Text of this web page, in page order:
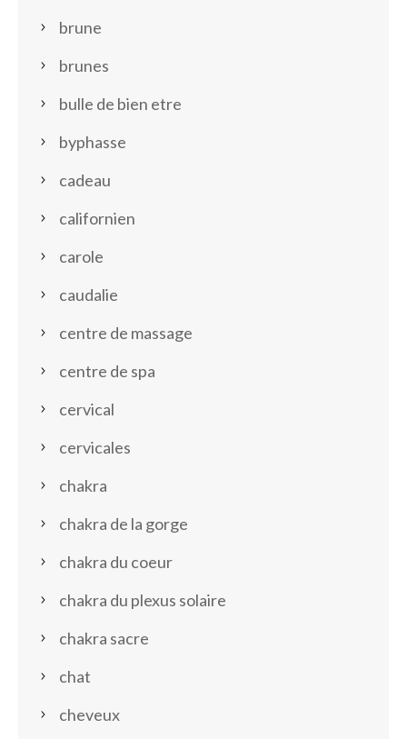
brune
brunes
bulle de bien etre
byphasse
cadeau
californien
carole
caudalie
centre de massage
centre de spa
cervical
cervicales
chakra
chakra de la gorge
chakra du coeur
chakra du plexus solaire
chakra sacre
chat
cheveux